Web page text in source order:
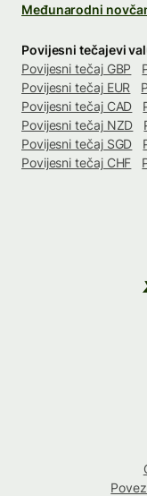
Međunarodni
Povijesni tečajevi
Povijesni tečaj GBP
Povijesni tečaj EUR
Povijesni tečaj CAD
Povijesni tečaj NZD
Povijesni tečaj SGD
Povijesni tečaj CHF